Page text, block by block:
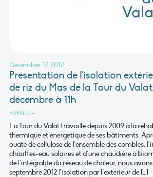
December 17, 2012
Présentation de l'isolation
de riz du Mas de la Tour du
décembre à 11h
EVENTS •
La Tour du Valat travaille depuis 2009 à la
thermique et énergétique de ses bâtiments.
ouate de cellulose de l’ensemble des combles,
chauffes-eau solaires et d’une chaudière à
de l’intégralité du réseau de chaleur, nous
septembre 2012 l’isolation par l’extérieur de […]